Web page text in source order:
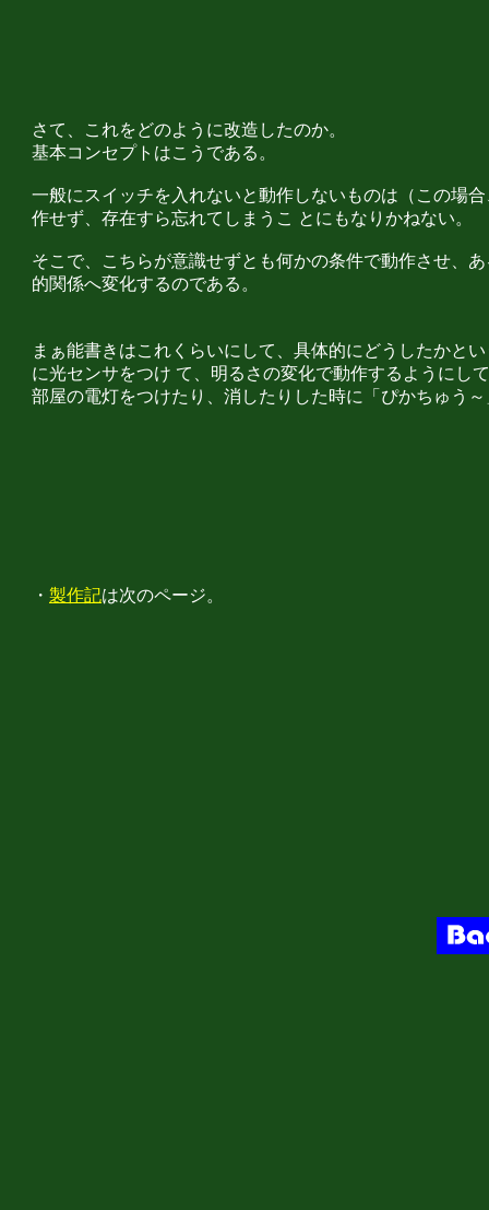
さて、これをどのように改造したのか。
基本コンセプトはこうである。
一般にスイッチを入れないと動作しないものは（この場
作せず、存在すら忘れてしまうこ とにもなりかねない。
そこで、こちらが意識せずとも何かの条件で動作させ、
的関係へ変化するのである。
まぁ能書きはこれくらいにして、具体的にどうしたかと
に光センサをつけ て、明るさの変化で動作するようにし
部屋の電灯をつけたり、消したりした時に「ぴかちゅう
・ 製作記は次のページ。